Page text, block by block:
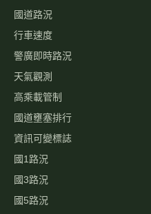
國道路況
行車速度
警廣即時路況
天氣觀測
高乘載管制
國道壅塞排行
資訊可變標誌
國1路況
國3路況
國5路況